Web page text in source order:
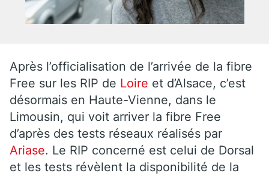
Après l’officialisation de l’arrivée de la fibre
Free sur les RIP de Loire et d’Alsace, c’est
désormais en Haute-Vienne, dans le
Limousin, qui voit arriver la fibre Free
d’après des tests réseaux réalisés par
Ariase. Le RIP concerné est celui de Dorsal
et les tests révèlent la disponibilité de la